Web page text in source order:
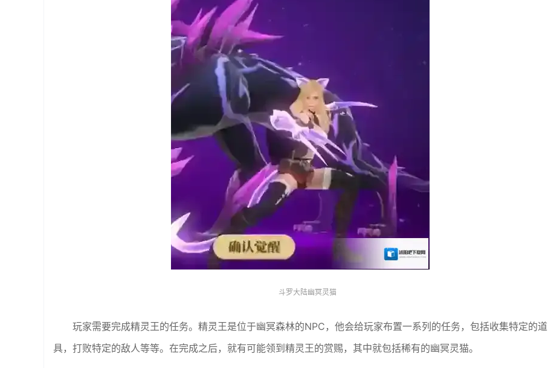
斗罗大陆幽冥灵猫
玩家需要完成精灵王的任务。精灵王是位于幽冥森林的NPC，他会给玩家布置一系列的任务，包括收集特定的道
具，打败特定的敌人等等。在完成之后，就有可能领到精灵王的赏赐，其中就包括稀有的幽冥灵猫。